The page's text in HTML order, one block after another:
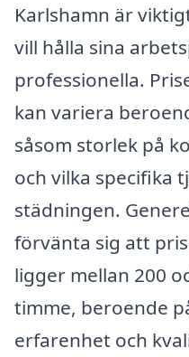
Karlshamn är
vill hålla sina
professionella.
kan variera
såsom storlek på
och vilka specifika
städningen.
förvänta sig att
ligger mellan 200
timme, beroende
erfarenhet och